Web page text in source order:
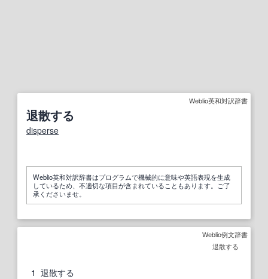
Weblio英和対訳辞書
退散する
disperse
Weblio英和対訳辞書はプログラムで機械的に意味や英語表現を生成
しているため、不適切な項目が含まれていることもあります。ご了
承くださいませ。
Weblio例文辞書
退散する
1 退散する